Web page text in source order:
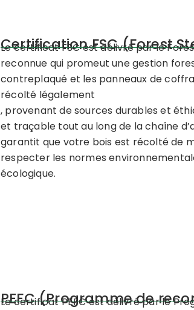
Certification FSC (Forest
Le certificat FSC est délivré par le
reconnue qui promeut une gestion
contreplaqué et les panneaux de
récolté légalement
, provenant de sources durables et
et traçable tout au long de la chaîne
garantit que votre bois est récolté de
respecter les normes
écologique.
PEFC (Programme de
Le certificat PEFC est délivré par le